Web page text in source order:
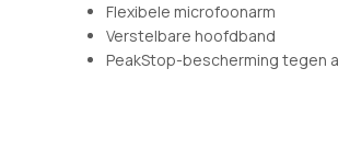
Flexibele microfoonarm
Verstelbare hoofdband
PeakStop-bescherming tegen